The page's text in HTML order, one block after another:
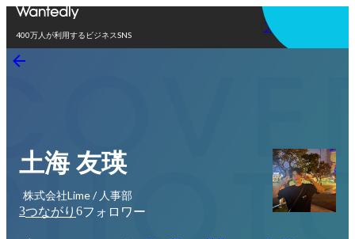
400万人が利用するビジネスSNS
アプリを使う
土海 友瑛
株式会社Lime / 人事部
3つながり 6フォロワー